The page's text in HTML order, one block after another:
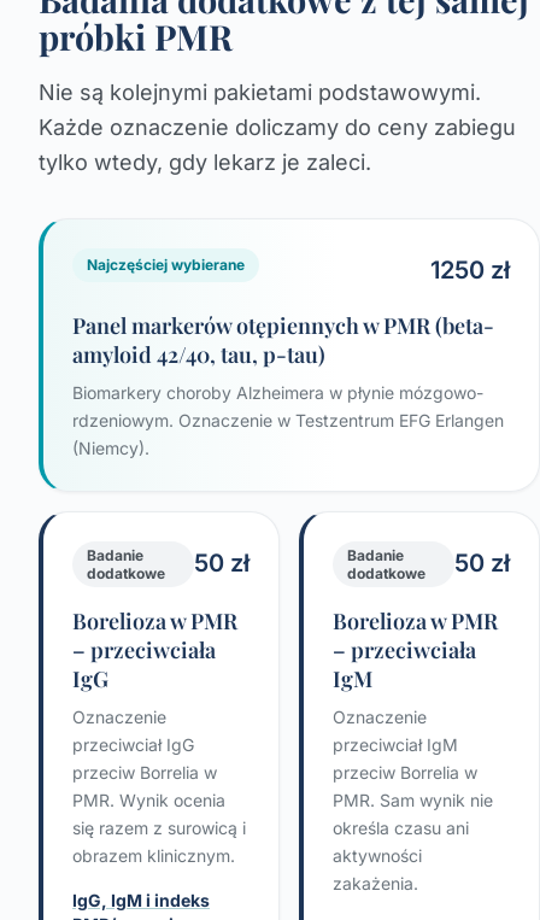
próbki PMR
Nie są kolejnymi pakietami podstawowymi.
Każde oznaczenie doliczamy do ceny zabiegu
tylko wtedy, gdy lekarz je zaleci.
Najczęściej wybierane
1250 zł
Panel markerów otępiennych w PMR (beta-
amyloid 42/40, tau, p-tau)
Biomarkery choroby Alzheimera w płynie mózgowo-
rdzeniowym. Oznaczenie w Testzentrum EFG Erlangen
(Niemcy).
Badanie
dodatkowe
50 zł
Borelioza w PMR
– przeciwciała
IgG
Oznaczenie
przeciwciał IgG
przeciw Borrelia w
PMR. Wynik ocenia
się razem z surowicą i
obrazem klinicznym.
IgG, IgM i indeks
Badanie
dodatkowe
50 zł
Borelioza w PMR
– przeciwciała
IgM
Oznaczenie
przeciwciał IgM
przeciw Borrelia w
PMR. Sam wynik nie
określa czasu ani
aktywności
zakażenia.